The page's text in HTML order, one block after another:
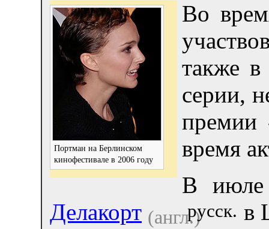
Портман на Берлинском
кинофестивале в 2006 году
Во
также
серии,
премии
время
В июле
Делакорт (англ.)русск. в